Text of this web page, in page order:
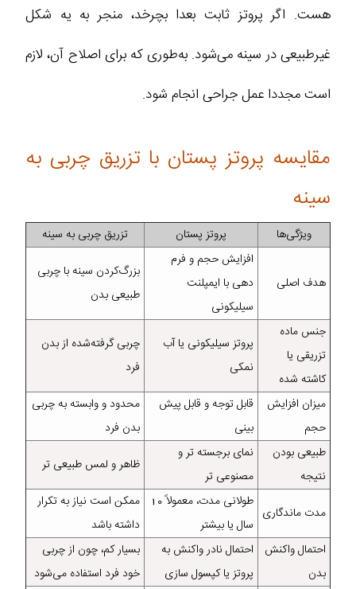
هست. اگر پروتز ثابت بعدا بچرخد، منجر به یه شکل
غیرطبیعی در سینه می‌شود. به‌طوری که برای اصلاح آن، لازم
است مجددا عمل جراحی انجام شود.
مقایسه پروتز پستان با تزریق چربی به
سینه
ویژگی‌ها پروتز پستان تزریق چربی به سینه
هدف اصلی
افزایش حجم و فرم‌
دهی با ایمپلنت
سیلیکونی
بزرگ‌کردن سینه با چربی
طبیعی بدن
جنس ماده
تزریقی یا
کاشته‌ شده
پروتز سیلیکونی یا آب‌
نمکی
چربی گرفته‌شده از بدن
فرد
میزان افزایش
حجم
قابل توجه و قابل پیش‌
بینی
محدود و وابسته به چربی
بدن فرد
طبیعی بودن
نتیجه
نمای برجسته‌ تر و
مصنوعی‌ تر
ظاهر و لمس طبیعی‌ تر
مدت ماندگاری
طولانی‌ مدت، معمولاً 10
سال یا بیشتر
ممکن است نیاز به تکرار
داشته باشد
احتمال واکنش
بدن
احتمال نادر واکنش به
پروتز یا کپسول‌ سازی
بسیار کم، چون از چربی
خود فرد استفاده می‌شود